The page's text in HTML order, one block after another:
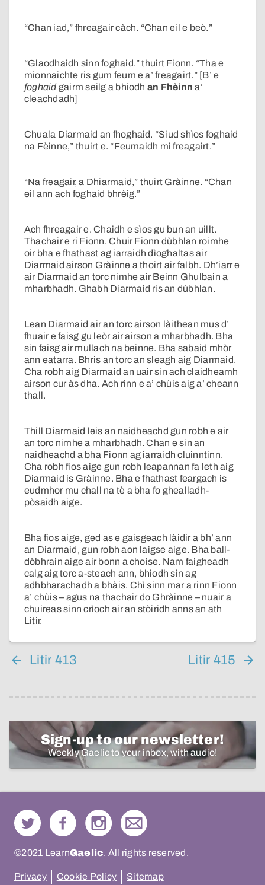
“Chan iad,” fhreagair càch. “Chan eil e beò.”
“Glaodhaidh sinn foghaid.” thuirt Fionn. “Tha e
mionnaichte ris gum feum e a’ freagairt.” [B’ e
foghaid gairm seilg a bhiodh an Fhèinn a’
cleachdadh]
Chuala Diarmaid an fhoghaid. “Siud shìos foghaid
na Fèinne,” thuirt e. “Feumaidh mi freagairt.”
“Na freagair, a Dhiarmaid,” thuirt Gràinne. “Chan
eil ann ach foghaid bhrèig.”
Ach fhreagair e. Chaidh e sìos gu bun an uillt.
Thachair e ri Fionn. Chuir Fionn dùbhlan roimhe
oir bha e fhathast ag iarraidh dìoghaltas air
Diarmaid airson Gràinne a thoirt air falbh. Dh’iarr e
air Diarmaid an torc nimhe air Beinn Ghulbain a
mharbhadh. Ghabh Diarmaid ris an dùbhlan.
Lean Diarmaid air an torc airson làithean mus d’
fhuair e faisg gu leòr air airson a mharbhadh. Bha
sin faisg air mullach na beinne. Bha sabaid mhòr
ann eatarra. Bhris an torc an sleagh aig Diarmaid.
Cha robh aig Diarmaid an uair sin ach claidheamh
airson cur às dha. Ach rinn e a’ chùis aig a’ cheann
thall.
Thill Diarmaid leis an naidheachd gun robh e air
an torc nimhe a mharbhadh. Chan e sin an
naidheachd a bha Fionn ag iarraidh cluinntinn.
Cha robh fios aige gun robh leapannan fa leth aig
Diarmaid is Gràinne. Bha e fhathast feargach is
eudmhor mu chall na tè a bha fo ghealladh-
pòsaidh aige.
Bha fios aige, ged as e gaisgeach làidir a bh’ ann
an Diarmaid, gun robh aon laigse aige. Bha ball-
dòbhrain aige air bonn a choise. Nam faigheadh
calg aig torc a-steach ann, bhiodh sin ag
adhbharachadh a bhàis. Chì sinn mar a rinn Fionn
a’ chùis – agus na thachair do Ghràinne – nuair a
chuireas sinn crìoch air an stòiridh anns an ath
Litir.
Litir 413 Litir 415
Sign-up to our newsletter!
Weekly Gaelic to your inbox, with audio!
©2021 LearnGaelic. All rights reserved.
Privacy Cookie Policy Sitemap